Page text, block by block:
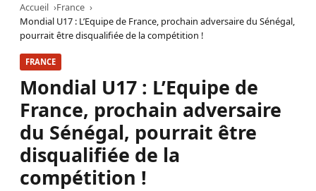
Accueil
France
Mondial U17 : L’Equipe de France, prochain adversaire du Sénégal,
pourrait être disqualifiée de la compétition !
FRANCE
Mondial U17 : L’Equipe de
France, prochain adversaire
du Sénégal, pourrait être
disqualifiée de la
compétition !